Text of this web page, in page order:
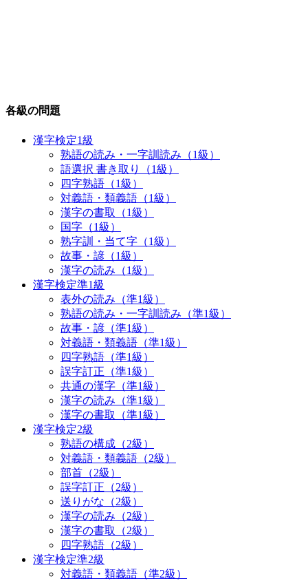
各級の問題
漢字検定1級
熟語の読み・一字訓読み（1級）
語選択 書き取り（1級）
四字熟語（1級）
対義語・類義語（1級）
漢字の書取（1級）
国字（1級）
熟字訓・当て字（1級）
故事・諺（1級）
漢字の読み（1級）
漢字検定準1級
表外の読み（準1級）
熟語の読み・一字訓読み（準1級）
故事・諺（準1級）
対義語・類義語（準1級）
四字熟語（準1級）
誤字訂正（準1級）
共通の漢字（準1級）
漢字の読み（準1級）
漢字の書取（準1級）
漢字検定2級
熟語の構成（2級）
対義語・類義語（2級）
部首（2級）
誤字訂正（2級）
送りがな（2級）
漢字の読み（2級）
漢字の書取（2級）
四字熟語（2級）
漢字検定準2級
対義語・類義語（準2級）